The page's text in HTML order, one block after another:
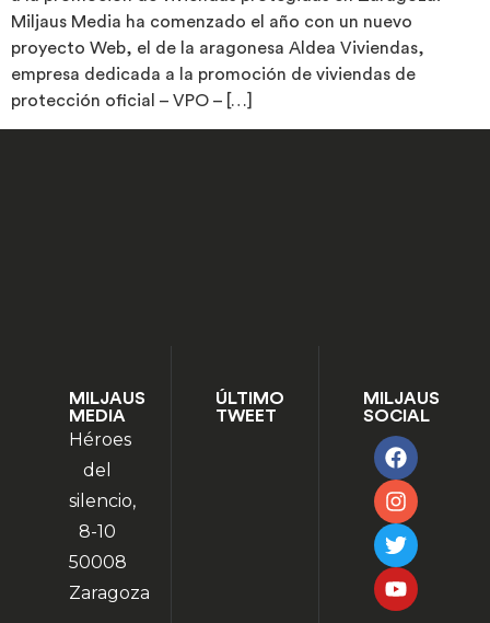
Miljaus Media ha comenzado el año con un nuevo
proyecto Web, el de la aragonesa Aldea Viviendas,
empresa dedicada a la promoción de viviendas de
protección oficial – VPO – […]
MILJAUS
MEDIA
Héroes
del
silencio,
8-10
50008
Zaragoza
ÚLTIMO
TWEET
MILJAUS
SOCIAL